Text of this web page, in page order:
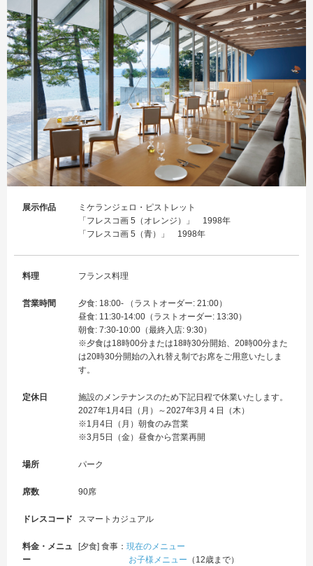
展示作品
ミケランジェロ・ピストレット
「フレスコ画 5（オレンジ）」 1998年
「フレスコ画 5（青）」 1998年
料理 フランス料理
営業時間
夕食: 18:00- （ラストオーダー: 21:00）
昼食: 11:30-14:00 （ ラストオーダー: 13:30）
朝食: 7:30-10:00（最終入店: 9:30）
※夕食は18時00分または18時30分開始、20時00分また
は20時30分開始の入れ替え制でお席をご用意いたしま
す。
定休日
施設のメンテナンスのため下記日程で休業いたします。
2027年1月4日（月）～2027年3月４日（木）
※1月4日（月）朝食のみ営業
※3月5日（金）昼食から営業再開
場所 パーク
席数 90席
ドレスコード スマートカジュアル
料金・メニュ
ー
[夕食] 食事： 現在のメニュー
お子様メニュー （12歳まで）